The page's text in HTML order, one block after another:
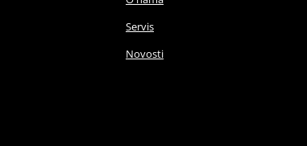
Servis
Novosti